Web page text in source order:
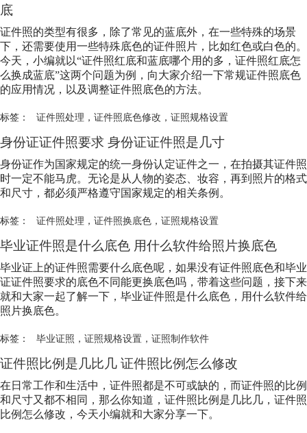
底
证件照的类型有很多，除了常见的蓝底外，在一些特殊的场景
下，还需要使用一些特殊底色的证件照片，比如红色或白色的。
今天，小编就以“证件照红底和蓝底哪个用的多，证件照红底怎
么换成蓝底”这两个问题为例，向大家介绍一下常规证件照底色
的应用情况，以及调整证件照底色的方法。
标签： 证件照处理 ， 证件照底色修改 ， 证照规格设置
身份证证件照要求 身份证证件照是几寸
身份证作为国家规定的统一身份认定证件之一，在拍摄其证件照
时一定不能马虎。无论是从人物的姿态、妆容，再到照片的格式
和尺寸，都必须严格遵守国家规定的相关条例。
标签： 证件照处理 ， 证件照换底色， 证照规格设置
毕业证件照是什么底色 用什么软件给照片换底色
毕业证上的证件照需要什么底色呢，如果没有证件照底色和毕业
证证件照要求的底色不同能更换底色吗，带着这些问题，接下来
就和大家一起了解一下，毕业证件照是什么底色，用什么软件给
照片换底色。
标签： 毕业证照 ， 证照规格设置， 证照制作软件
证件照比例是几比几 证件照比例怎么修改
在日常工作和生活中，证件照都是不可或缺的，而证件照的比例
和尺寸又都不相同，那么你知道，证件照比例是几比几，证件照
比例怎么修改，今天小编就和大家分享一下。